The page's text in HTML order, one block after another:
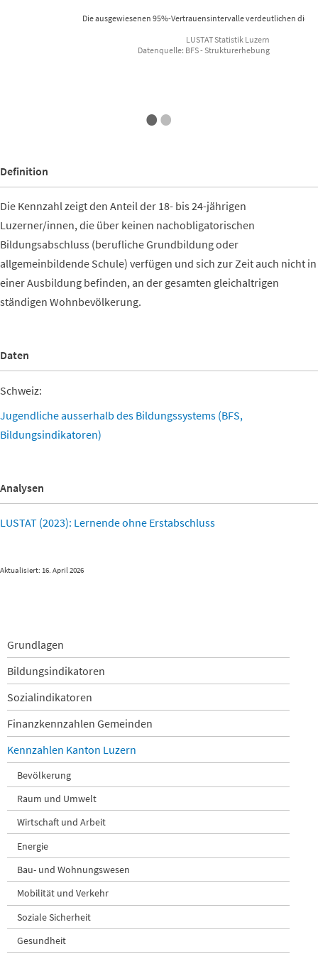
Die ausgewiesenen 95%-Vertrauensintervalle verdeutlichen die
LUSTAT Statistik Luzern
Datenquelle: BFS - Strukturerhebung
••
Definition
Die Kennzahl zeigt den Anteil der 18- bis 24-jährigen
Luzerner/innen, die über keinen nachobligatorischen
Bildungsabschluss (berufliche Grundbildung oder
allgemeinbildende Schule) verfügen und sich zur Zeit auch nicht in
einer Ausbildung befinden, an der gesamten gleichaltrigen
ständigen Wohnbevölkerung.
Daten
Schweiz:
Jugendliche ausserhalb des Bildungssystems (BFS,
Bildungsindikatoren)
Analysen
LUSTAT (2023): Lernende ohne Erstabschluss
Aktualisiert: 16. April 2026
Navigation
überspringen
Grundlagen
Bildungsindikatoren
Sozialindikatoren
Finanzkennzahlen Gemeinden
Kennzahlen Kanton Luzern
Bevölkerung
Raum und Umwelt
Wirtschaft und Arbeit
Energie
Bau- und Wohnungswesen
Mobilität und Verkehr
Soziale Sicherheit
Gesundheit